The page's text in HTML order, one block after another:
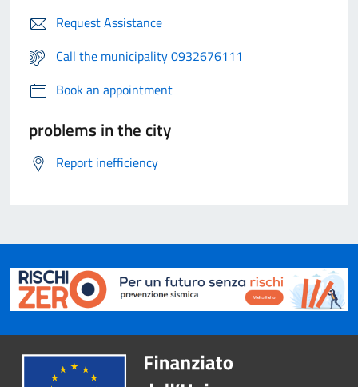
Request Assistance
Call the municipality 0932676111
Book an appointment
problems in the city
Report inefficiency